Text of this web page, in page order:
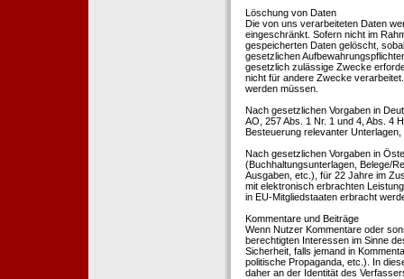
Löschung von Daten
Die von uns verarbeiteten Daten
eingeschränkt. Sofern nicht im
gespeicherten Daten gelöscht,
gesetzlichen
gesetzlich zulässige Zwecke
nicht für andere Zwecke
werden müssen.
Nach gesetzlichen Vorgaben in
AO, 257 Abs. 1 Nr. 1 und 4, Abs. 4
Besteuerung relevanter
Nach gesetzlichen Vorgaben in
(Buchhaltungsunterlagen, Belege/
Ausgaben, etc.), für 22 Jahre im
mit elektronisch erbrachten
in EU-Mitgliedstaaten erbracht
Kommentare und Beiträge
Wenn Nutzer Kommentare oder
berechtigten Interessen im Sinne
Sicherheit, falls jemand in
politische Propaganda, etc.). In
daher an der Identität des